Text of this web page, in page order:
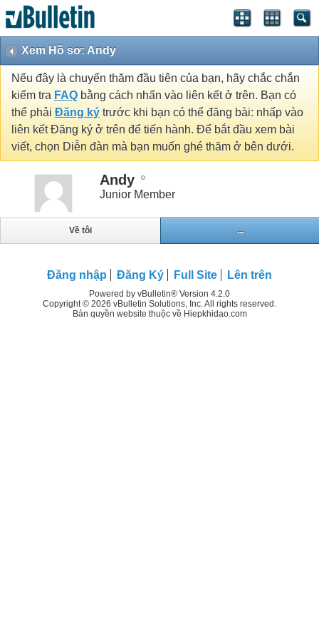
Xem Hồ sơ: Andy
Nếu đây là chuyến thăm đầu tiên của bạn, hãy chắc chắn
kiểm tra FAQ bằng cách nhấn vào liên kết ở trên. Bạn có
thể phải Đăng ký trước khi bạn có thể đăng bài: nhấp vào
liên kết Đăng ký ở trên để tiến hành. Để bắt đầu xem bài
viết, chọn Diễn đàn mà bạn muốn ghé thăm ở bên dưới.
Andy
Junior Member
Về tôi ...
Đăng nhập Đăng Ký Full Site Lên trên
Powered by vBulletin® Version 4.2.0
Copyright © 2026 vBulletin Solutions, Inc. All rights reserved.
Bản quyền website thuộc về Hiepkhidao.com